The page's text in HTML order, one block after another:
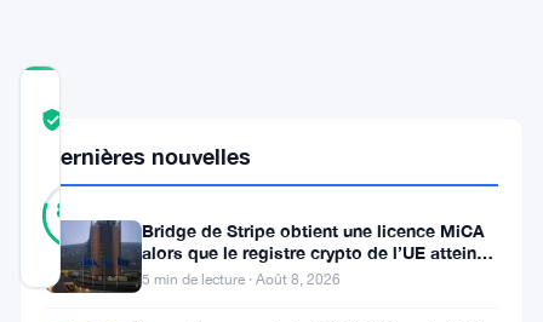
80
RÉEL
45
Mis à jour 2 mois il y a
Dernières nouvelles
Bridge de Stripe obtient une licence MiCA
alors que le registre crypto de l’UE atteint
324 prestataires
5 min de lecture · Août 8, 2026